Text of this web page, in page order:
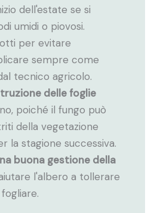
dell'estate se si
umidi o piovosi.
per evitare
sempre come
tecnico agricolo.
delle foglie
poiché il fungo può
della vegetazione
la stagione successiva.
buona gestione della
l'albero a tollerare